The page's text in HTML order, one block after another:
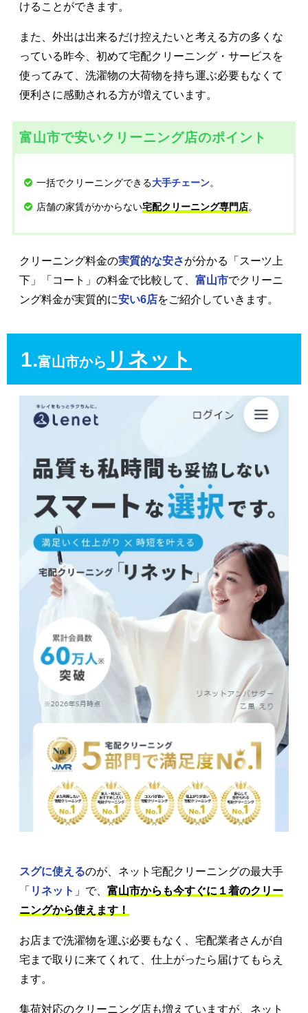
けることができます。
また、外出は出来るだけ控えたいと考える方の多くな
っている昨今、初めて宅配クリーニング・サービスを
使ってみて、洗濯物の大荷物を持ち運ぶ必要もなくて
便利さに感動される方が増えています。
富山市で安いクリーニング店のポイント
一括でクリーニングできる大手チェーン。
店舗の家賃がかからない宅配クリーニング専門店。
クリーニング料金の実質的な安さが分かる「スーツ上
下」「コート」の料金で比較して、 富山市でクリーニ
ング料金が実質的に安い6店をご紹介していきます。
1.富山市から リネット
スグに使えるのが、ネット宅配クリーニングの最大手
「 リネット 」で、 富山市からも今すぐに１着のクリー
ニングから使えます！
お店まで洗濯物を運ぶ必要もなく、宅配業者さんが自
宅まで取りに来てくれて、仕上がったら届けてもらえ
ます。
集荷対応のクリーニング店も増えていますが、ネット